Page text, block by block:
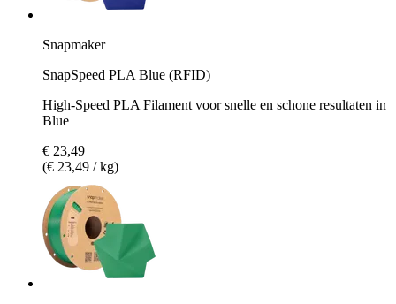
Snapmaker
SnapSpeed PLA Blue (RFID)
High-Speed PLA Filament voor snelle en schone resultaten in
Blue
€ 23,49
(€ 23,49 / kg)